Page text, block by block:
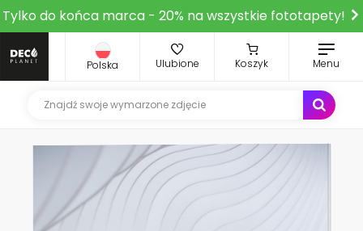
Tylko do końca marca - 20% na wszystkie fototapety!
Polska Ulubione Koszyk Menu